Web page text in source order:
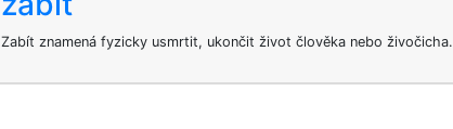
Zabít znamená fyzicky usmrtit, ukončit život člověka nebo živočicha.